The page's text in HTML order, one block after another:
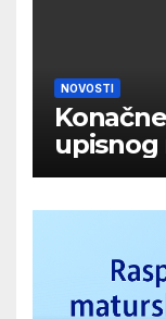
NOVOSTI
upisnog